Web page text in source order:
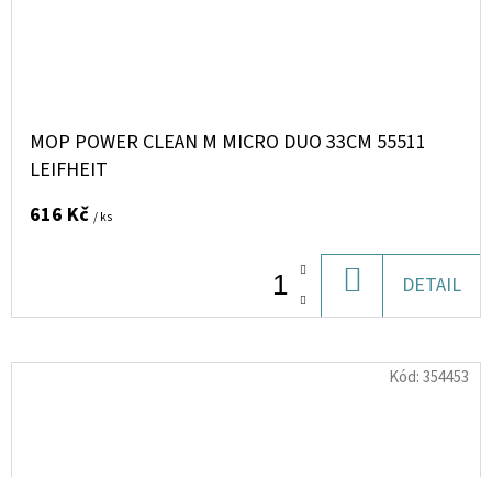
MOP POWER CLEAN M MICRO DUO 33CM 55511
LEIFHEIT
616 Kč / ks
KOŠÍKU
DETAIL
Kód:354453